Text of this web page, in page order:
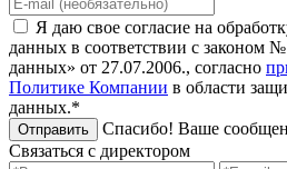
Я даю свое согласие на
данных в соответствии с законом
данных» от 27.07.2006., согласно
Политике Компании в области
данных.*
Отправить
Спасибо! Ваше
Связаться с директором